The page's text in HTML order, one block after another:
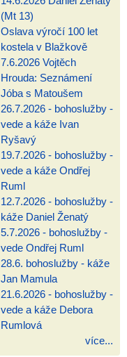
(Mt 13)
Oslava výročí 100 let
kostela v Blažkově
7.6.2026 Vojtěch
Hrouda: Seznámení
Jóba s Matoušem
26.7.2026 - bohoslužby -
vede a káže Ivan
Ryšavý
19.7.2026 - bohoslužby -
vede a káže Ondřej
Ruml
12.7.2026 - bohoslužby -
káže Daniel Ženatý
5.7.2026 - bohoslužby -
vede Ondřej Ruml
28.6. bohoslužby - káže
Jan Mamula
21.6.2026 - bohoslužby -
vede a káže Debora
Rumlová
více...